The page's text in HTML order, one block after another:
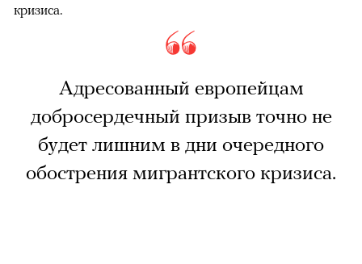
кризиса.
Адресованный европейцам
добросердечный призыв точно не
будет лишним в дни очередного
обострения мигрантского кризиса.